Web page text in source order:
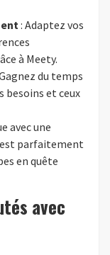
: Adaptez vos
à Meety.
du temps
besoins et ceux
avec une
parfaitement
en quête
avec